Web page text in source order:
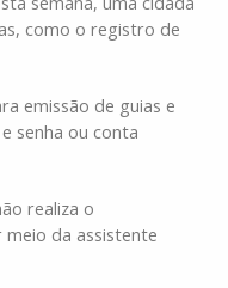
como o registro de
emissão de guias e
senha ou conta
realiza o
da assistente